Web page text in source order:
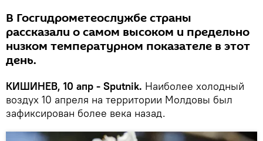
В Госгидрометеослужбе страны
рассказали о самом высоком и предельно
низком температурном показателе в этот
день.
КИШИНЕВ, 10 апр - Sputnik. Наиболее холодный
воздух 10 апреля на территории Молдовы был
зафиксирован более века назад.